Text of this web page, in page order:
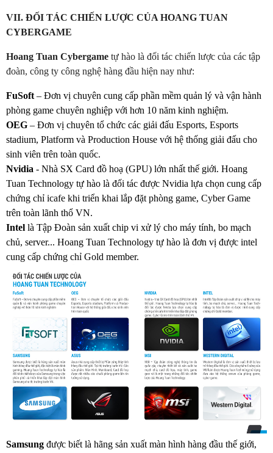
VII. ĐỐI TÁC CHIẾN LƯỢC CỦA HOANG TUAN
CYBERGAME
Hoang Tuan Cybergame tự hào là đối tác chiến lược của các tập
đoàn, công ty công nghệ hàng đầu hiện nay như:
FuSoft – Đơn vị chuyên cung cấp phần mềm quản lý và vận hành
phòng game chuyên nghiệp với hơn 10 năm kinh nghiệm.
OEG – Đơn vị chuyên tổ chức các giải đấu Esports, Esports
stadium, Platform và Production House với hệ thống giải đấu cho
sinh viên trên toàn quốc.
Nvidia - Nhà SX Card đồ hoạ (GPU) lớn nhất thế giới. Hoang
Tuan Technology tự hào là đối tác được Nvidia lựa chọn cung cấp
chứng chỉ icafe khi triển khai lắp đặt phòng game, Cyber Game
trên toàn lãnh thổ VN.
Intel là Tập Đoàn sản xuất chip vi xử lý cho máy tính, bo mạch
chủ, server... Hoang Tuan Technology tự hào là đơn vị được intel
cung cấp chứng chỉ Gold member.
Samsung được biết là hãng sản xuất màn hình hàng đầu thế giới,